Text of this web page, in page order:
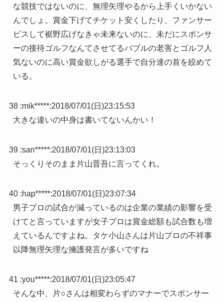
な競技ではないのに、無理矢理やるから上手くいかない
んでしょ。賞金下げてチケット安くしたり、ファンサー
ビスして裾野広げなきゃ未来ないのに、未だにスポンサ
ーの接待ゴルフなんてさせてるバブルの老害とゴルフ人
気ないのに高い賞金欲しがる選手で自分達の首を絞めて
いる。
38 :mik*****:2018/07/01(日)23:15:53
大きな違いの中身は書いてないんかい！
39 :san*****:2018/07/01(日)23:13:03
そっくりそのまま片山晋吾に言ってくれ。
40 :hap*****:2018/07/01(日)23:07:34
男子プロの試合が減っているのは企業の業績の影響を受
けてと言っていますが女子プロは賞金総額も試合数も増
えているんですよね。タケ小山さんは片山プロの不祥事
以降無理矢理な擁護発言が多いですね
41 :you*****:2018/07/01(日)23:05:47
そんな中、片○さんは相変わらずのマナーでスポンサー